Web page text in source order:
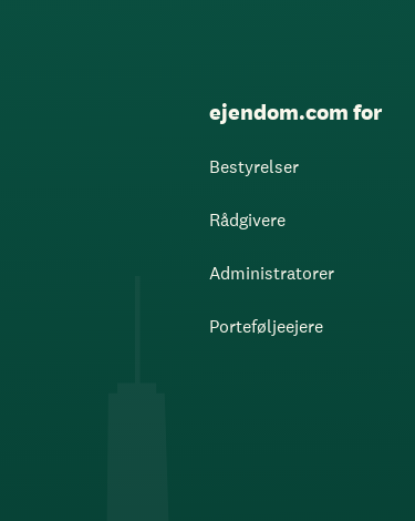
ejendom.com for
Bestyrelser
Rådgivere
Administratorer
Porteføljeejere